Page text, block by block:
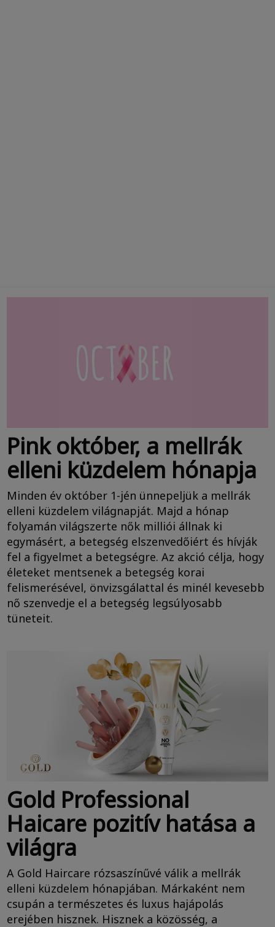
Pink október, a mellrák
elleni küzdelem hónapja
Minden év október 1-jén ünnepeljük a mellrák
elleni küzdelem világnapját. Majd a hónap
folyamán világszerte nők milliói állnak ki
egymásért, a betegség elszenvedőiért és hívják
fel a figyelmet a betegségre. Az akció célja, hogy
életeket mentsenek a betegség korai
felismerésével, önvizsgálattal és minél kevesebb
nő szenvedje el a betegség legsúlyosabb
tüneteit.
Gold Professional
Haicare pozitív hatása a
világra
A Gold Haircare rózsaszínűvé válik a mellrák
elleni küzdelem hónapjában. Márkaként nem
csupán a természetes és luxus hajápolás
erejében hisznek. Hisznek a közösség, a